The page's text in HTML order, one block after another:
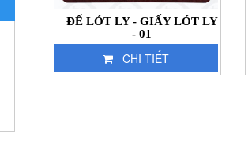
ĐẾ LÓT LY - GIẤY LÓT LY
- 01
CHI TIẾT